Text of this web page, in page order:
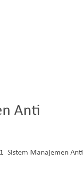
Anti
Sistem Manajemen Anti